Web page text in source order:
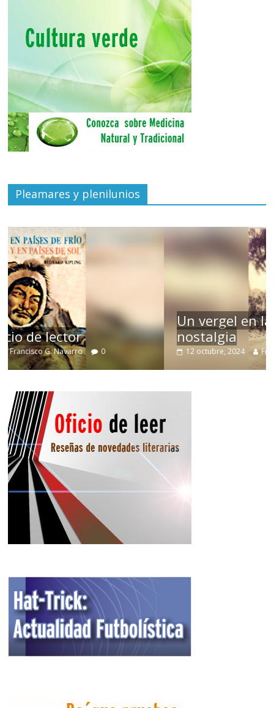
Pleamares y plenilunios
Un vergel en las nieblas de la
nostalgia
12 octubre, 2024 Francisco G. Navarro 0